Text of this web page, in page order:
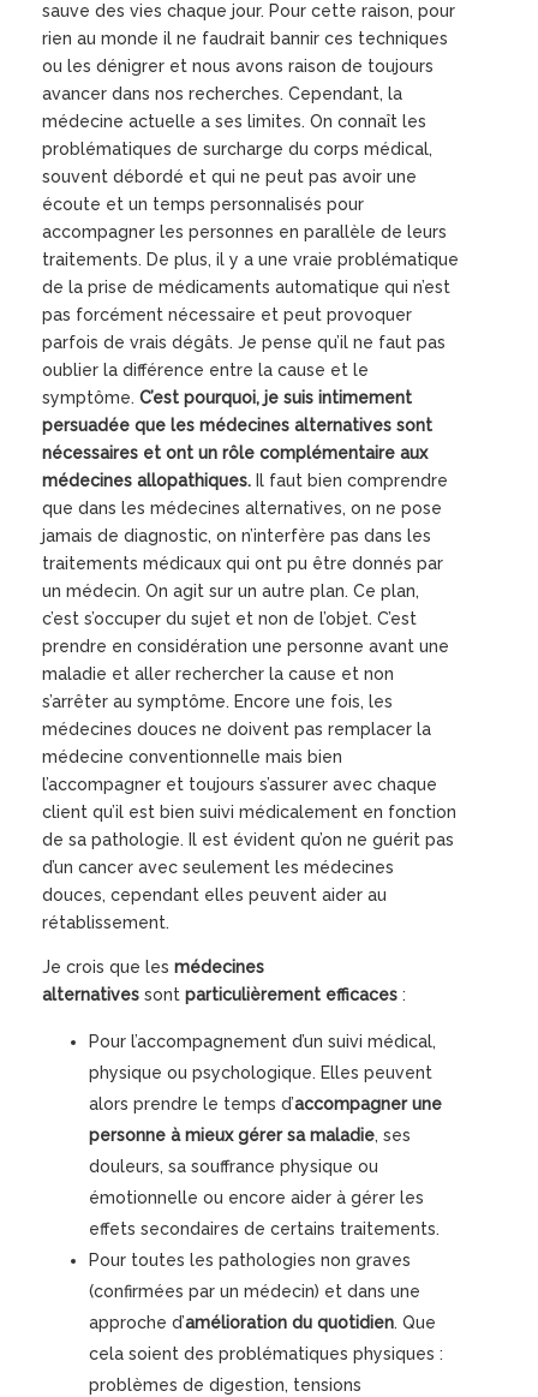
sauve des vies chaque jour. Pour cette raison, pour
rien au monde il ne faudrait bannir ces techniques
ou les dénigrer et nous avons raison de toujours
avancer dans nos recherches. Cependant, la
médecine actuelle a ses limites. On connaît les
problématiques de surcharge du corps médical,
souvent débordé et qui ne peut pas avoir une
écoute et un temps personnalisés pour
accompagner les personnes en parallèle de leurs
traitements. De plus, il y a une vraie problématique
de la prise de médicaments automatique qui n’est
pas forcément nécessaire et peut provoquer
parfois de vrais dégâts. Je pense qu’il ne faut pas
oublier la différence entre la cause et le
symptôme. C’est pourquoi, je suis intimement
persuadée que les médecines alternatives sont
nécessaires et ont un rôle complémentaire aux
médecines allopathiques. Il faut bien comprendre
que dans les médecines alternatives, on ne pose
jamais de diagnostic, on n’interfère pas dans les
traitements médicaux qui ont pu être donnés par
un médecin. On agit sur un autre plan. Ce plan,
c’est s’occuper du sujet et non de l’objet. C’est
prendre en considération une personne avant une
maladie et aller rechercher la cause et non
s’arrêter au symptôme. Encore une fois, les
médecines douces ne doivent pas remplacer la
médecine conventionnelle mais bien
l’accompagner et toujours s’assurer avec chaque
client qu’il est bien suivi médicalement en fonction
de sa pathologie. Il est évident qu’on ne guérit pas
d’un cancer avec seulement les médecines
douces, cependant elles peuvent aider au
rétablissement.
Je crois que les médecines
alternatives sont particulièrement efficaces :
Pour l’accompagnement d’un suivi médical,
physique ou psychologique. Elles peuvent
alors prendre le temps d’accompagner une
personne à mieux gérer sa maladie, ses
douleurs, sa souffrance physique ou
émotionnelle ou encore aider à gérer les
effets secondaires de certains traitements.
Pour toutes les pathologies non graves
(confirmées par un médecin) et dans une
approche d’amélioration du quotidien. Que
cela soient des problématiques physiques :
problèmes de digestion, tensions